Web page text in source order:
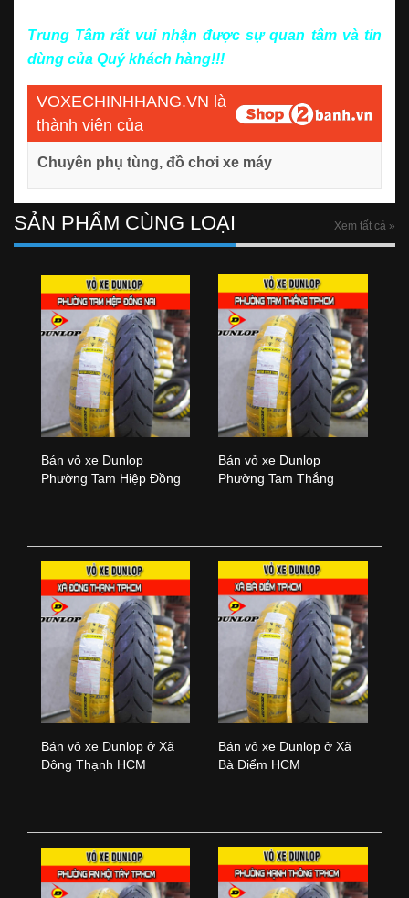
Trung Tâm rất vui nhận được sự quan tâm và tin
dùng của Quý khách hàng!!!
VOXECHINHHANG.VN là
thành viên của
Chuyên phụ tùng, đồ chơi xe máy
SẢN PHẨM CÙNG LOẠI Xem tất cả »
Bán vỏ xe Dunlop
Phường Tam Hiệp Đồng
Bán vỏ xe Dunlop
Phường Tam Thắng
Bán vỏ xe Dunlop ở Xã
Đông Thạnh HCM
Bán vỏ xe Dunlop ở Xã
Bà Điểm HCM